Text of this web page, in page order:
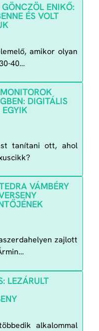
ENIKŐ:
ÉS VOLT
amikor olyan
40…
DIGITÁLIS
tanítani ott, ahol
VÁMBÉRY
zajlott
LEZÁRULT
alkalommal